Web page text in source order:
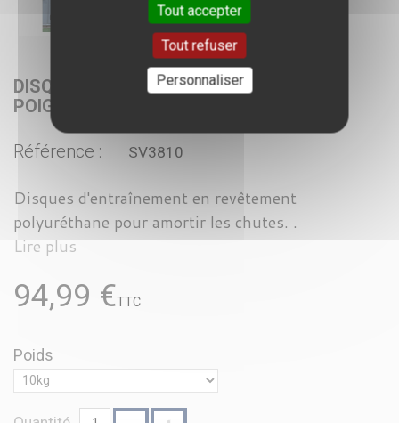
DISQUE OLYMPIQUE MUSCULATION À
POIGNÉES (2,5 À 20KG)
Référence : SV3810
Disques d'entraînement en revêtement
polyuréthane pour amortir les chutes. .
Lire plus
94,99 €TTC
Poids
Tout accepter
Tout refuser
Personnaliser